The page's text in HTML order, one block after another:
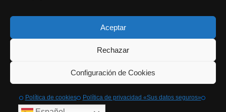
Aceptar
Rechazar
Configuración de Cookies
Política de cookies Política de privacidad «Sus datos seguros»
Visión Seis Televisión © 2014 Parque Empresarial
Ajusa, Calle 1 nº1, Ctra. Ayora - km 2.2, 02006
Albacete, España - Tel.967 240 648